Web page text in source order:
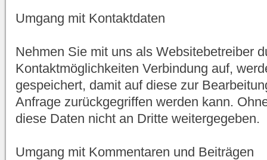
Umgang mit Kontaktdaten
Nehmen Sie mit uns als Websitebetreiber
Kontaktmöglichkeiten Verbindung auf,
gespeichert, damit auf diese zur
Anfrage zurückgegriffen werden kann.
diese Daten nicht an Dritte weitergegeben.
Umgang mit Kommentaren und Beiträgen